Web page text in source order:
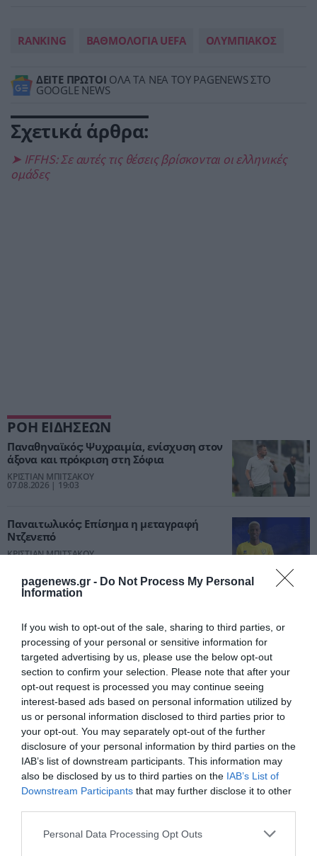
pagenews.gr - Do Not Process My Personal
Information
If you wish to opt-out of the sale, sharing to third parties, or
processing of your personal or sensitive information for
targeted advertising by us, please use the below opt-out
section to confirm your selection. Please note that after your
opt-out request is processed you may continue seeing
interest-based ads based on personal information utilized by
us or personal information disclosed to third parties prior to
your opt-out. You may separately opt-out of the further
disclosure of your personal information by third parties on the
IAB’s list of downstream participants. This information may
also be disclosed by us to third parties on the IAB’s List of
Downstream Participants that may further disclose it to other
Please note that this website/app uses one or more Google
Personal Data Processing Opt Outs
RANKING ΒΑΘΜΟΛΟΓΙΑ UEFA ΟΛΥΜΠΙΑΚΟΣ
ΔΕΙΤΕ ΠΡΩΤΟΙ ΟΛΑ ΤΑ ΝΕΑ ΤΟΥ PAGENEWS ΣΤΟ
GOOGLE NEWS
Σχετικά άρθρα:
➤ IFFHS: Σε αυτές τις θέσεις βρίσκονται οι ελληνικές
ομάδες
ΡΟΗ ΕΙΔΗΣΕΩΝ
Παναθηναϊκός: Ψυχραιμία, ενίσχυση στον
άξονα και πρόκριση στη Σόφια
ΚΡΙΣΤΙΑΝ ΜΠΙΤΣΑΚΟΥ
07.08.2026 | 19:03
Παναιτωλικός: Επίσημα η μεταγραφή
Ντζενεπό
ΚΡΙΣΤΙΑΝ ΜΠΙΤΣΑΚΟΥ
ΑΕΚ: Το ιδιαίτερο δώρο του Μάγερ στον
ΚΡΙΣΤΙΑΝ ΜΠΙΤΣΑΚΟΥ
07.08.2026 | 17:51
Γιαννούλης: «Θέλω Champions League με
τον ΠΑΟΚ» – Οι πρώτες δηλώσεις του
ΚΡΙΣΤΙΑΝ ΜΠΙΤΣΑΚΟΥ
07.08.2026 | 17:45
PODCASTS
Μπαλατσούκας pagenews.gr:«Η κυβέρνηση θυμάται τους